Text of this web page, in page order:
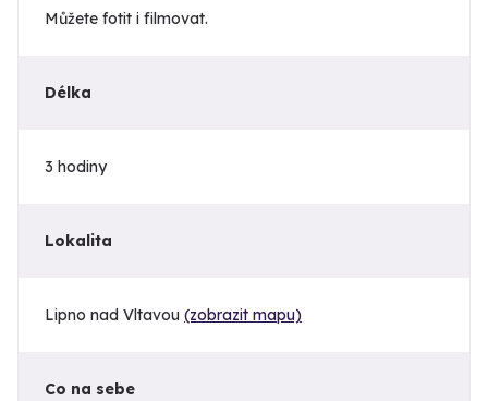
Můžete fotit i filmovat.
Délka
3 hodiny
Lokalita
Lipno nad Vltavou (zobrazit mapu)
Co na sebe